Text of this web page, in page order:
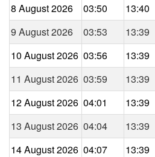
8 August 2026
03:50 13:40
9 August 2026
03:53 13:39
10 August 2026 03:56 13:39
11 August 2026 03:59 13:39
12 August 2026 04:01 13:39
13 August 2026 04:04 13:39
14 August 2026 04:07 13:39